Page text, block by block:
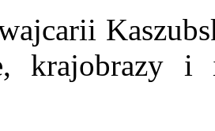
krajobrazy